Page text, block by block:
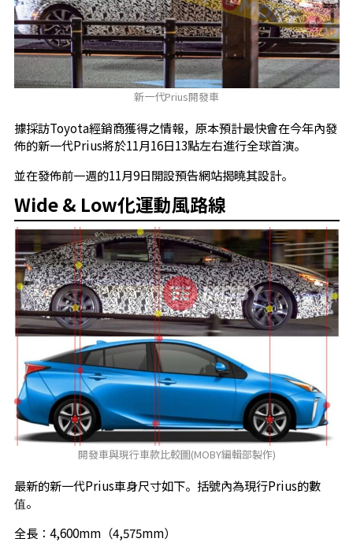
新一代Prius開發車
據採訪Toyota經銷商獲得之情報，原本預計最快會在今年內發
佈的新一代Prius將於11月16日13點左右進行全球首演。
並在發佈前一週的11月9日開設預告網站揭曉其設計。
Wide & Low化運動風路線
開發車與現行車款比較圖(MOBY編輯部製作)
最新的新一代Prius車身尺寸如下。括號內為現行Prius的數
值。
全長：4,600mm（4,575mm）